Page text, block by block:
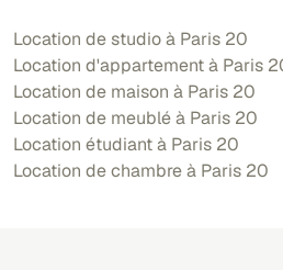
Location de studio à Paris 20
Location d'appartement à Paris
Location de maison à Paris 20
Location de meublé à Paris 20
Location étudiant à Paris 20
Location de chambre à Paris 20